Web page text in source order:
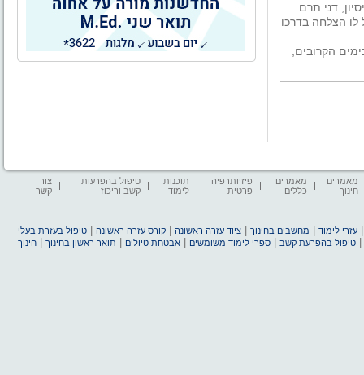
דני תרם
לו הצלחה בדרכו
הקרובים,
מאמרים
חינוך
מאמרים
כללים
פיזיותרפיה
פרטית
תוכנות
לימוד
טיפול בהפרעות
קשב וריכוז
צור
קשר
עזרי לימוד מחשבים בחינוך |ציוד עזרה ראשונה |קורס עזרה ראשונה |טיפול בעזרת בעלי
|טיפול בהפרעת קשב |ספרי לימוד משומשים |אבטחת טיולים תואר ראשון בחינוך |חינוך